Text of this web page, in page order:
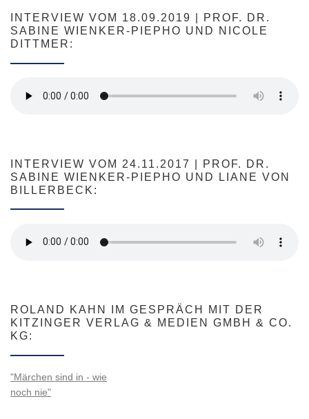
INTERVIEW VOM 18.09.2019 | PROF. DR.
SABINE WIENKER-PIEPHO UND NICOLE
DITTMER:
INTERVIEW VOM 24.11.2017 | PROF. DR.
SABINE WIENKER-PIEPHO UND LIANE VON
BILLERBECK:
ROLAND KAHN IM GESPRÄCH MIT DER
KITZINGER VERLAG & MEDIEN GMBH & CO.
KG:
"Märchen sind in - wie
noch nie"